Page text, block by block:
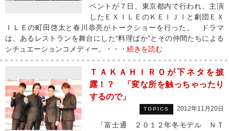
ベントが７日、東京都内で行われ、主演
したＥＸＩＬＥのＫＥＩＪＩと劇団ＥＸ
ＩＬＥの町田啓太と春川恭亮がトークショーを行った。 ドラマ
は、あるレストランを舞台にした“料理ばか”とその仲間たちによる
シチュエーションコメディー。・・・ 続きを読む
ＴＡＫＡＨＩＲＯが下ネタを披
露！？ 「変な所を触っちゃったり
するので」
TOPICS 2012年11月20日
「富士通 ２０１２年冬モデル ＮＴ